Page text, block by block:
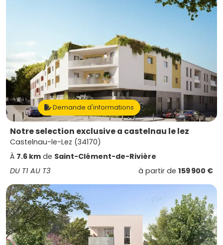
Demande d'informations
Notre selection exclusive a castelnau le lez
Castelnau-le-Lez (34170)
À 7.6 km de Saint-Clément-de-Rivière
DU T1 AU T3
à partir de 159 900 €